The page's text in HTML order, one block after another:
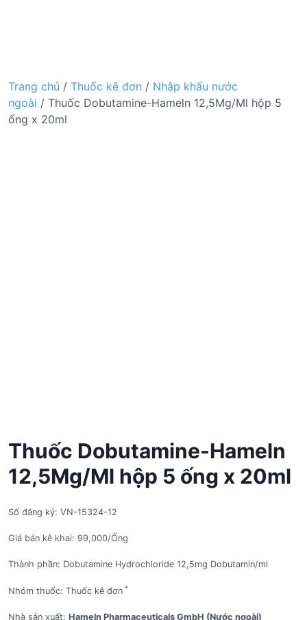
Trang chủ / Thuốc kê đơn / Nhập khẩu nước
ngoài / Thuốc Dobutamine-Hameln 12,5Mg/Ml hộp 5
ống x 20ml
Thuốc Dobutamine-Hameln
12,5Mg/Ml hộp 5 ống x 20ml
Số đăng ký: VN-15324-12
Giá bán kê khai: 99,000/Ống
Thành phần: Dobutamine Hydrochloride 12,5mg Dobutamin/ml
Nhóm thuốc: Thuốc kê đơn *
Nhà sản xuất: Hameln Pharmaceuticals GmbH (Nước ngoài)